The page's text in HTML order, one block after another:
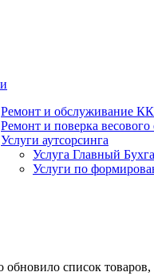
Ремонт и обслуживание
Ремонт и поверка весового
Услуги аутсорсинга
Услуга Главный
Услуги по
список